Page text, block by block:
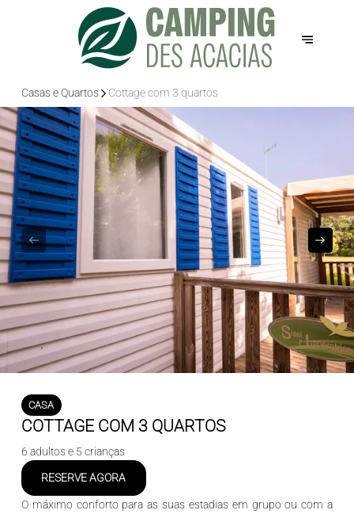
Casas e Quartos Cottage com 3 quartos
CASA
COTTAGE COM 3 QUARTOS
6 adultos e 5 crianças
RESERVE AGORA
O máximo conforto para as suas estadias em grupo ou com a